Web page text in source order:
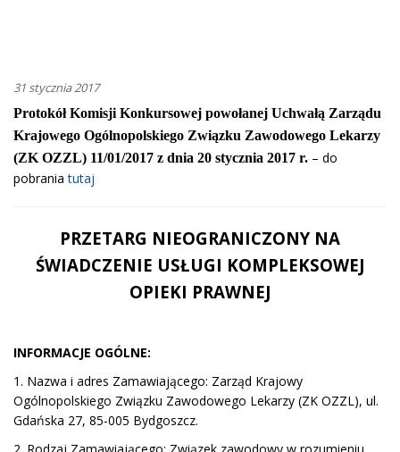
31 stycznia 2017
Protokół Komisji Konkursowej powołanej Uchwałą Zarządu
Krajowego Ogólnopolskiego Związku Zawodowego Lekarzy
(ZK OZZL) 11/01/2017 z dnia 20 stycznia 2017 r. – do
pobraniatutaj
PRZETARG NIEOGRANICZONY NA
ŚWIADCZENIE USŁUGI KOMPLEKSOWEJ
OPIEKI PRAWNEJ
INFORMACJE OGÓLNE:
1. Nazwa i adres Zamawiającego: Zarząd Krajowy
Ogólnopolskiego Związku Zawodowego Lekarzy (ZK OZZL), ul.
Gdańska 27, 85-005 Bydgoszcz.